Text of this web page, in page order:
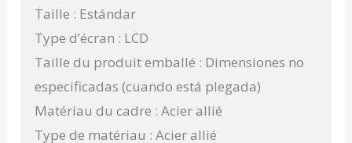
Taille : Estándar
Type d’écran : LCD
Taille du produit emballé : Dimensiones no
especificadas (cuando está plegada)
Matériau du cadre : Acier allié
Type de matériau : Acier allié